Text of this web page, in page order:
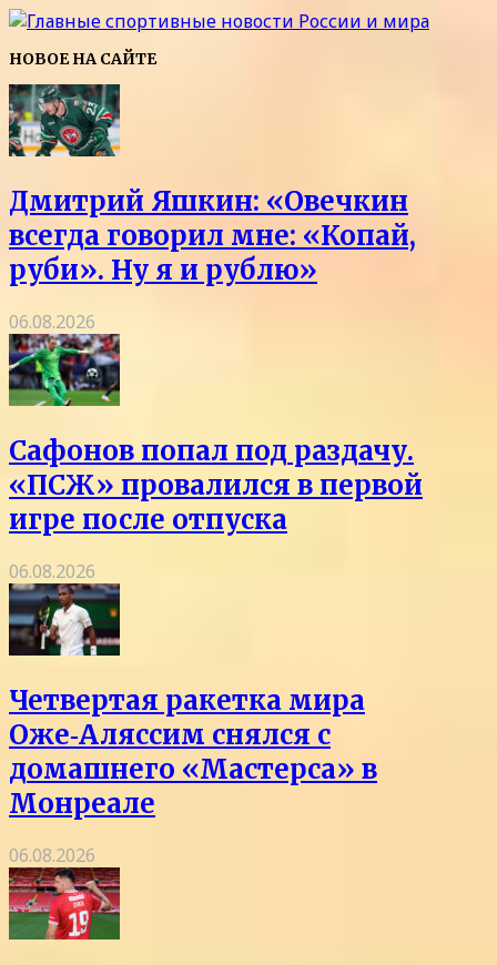
НОВОЕ НА САЙТЕ
Дмитрий Яшкин: «Овечкин
всегда говорил мне: «Копай,
руби». Ну я и рублю»
06.08.2026
Сафонов попал под раздачу.
«ПСЖ» провалился в первой
игре после отпуска
06.08.2026
Четвертая ракетка мира
Оже‑Аляссим снялся с
домашнего «Мастерса» в
Монреале
06.08.2026